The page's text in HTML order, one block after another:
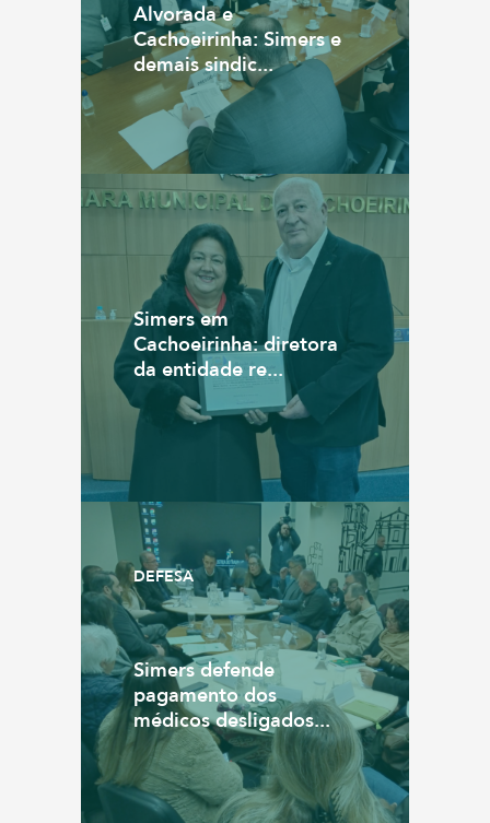
Alvorada e
Cachoeirinha: Simers e
demais sindic...
Simers em
Cachoeirinha: diretora
da entidade re...
DEFESA
Simers defende
pagamento dos
médicos desligados...